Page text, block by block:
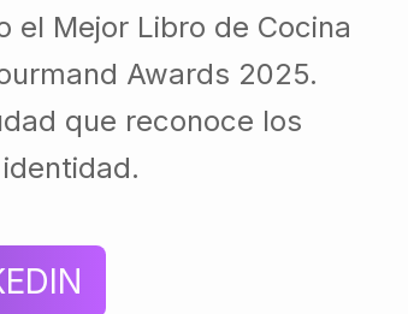
Mejor Libro de Cocina
Awards 2025.
que reconoce los